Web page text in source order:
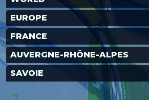
EUROPE
FRANCE
AUVERGNE-RHÔNE-ALPES
SAVOIE